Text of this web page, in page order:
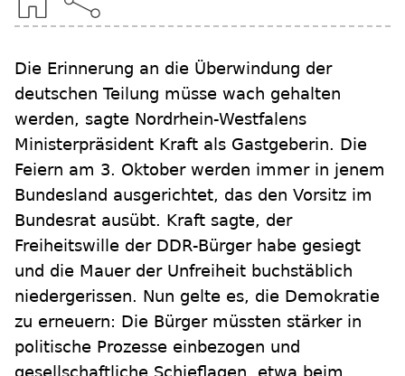
Die Erinnerung an die Überwindung der
deutschen Teilung müsse wach gehalten
werden, sagte Nordrhein-Westfalens
Ministerpräsident Kraft als Gastgeberin. Die
Feiern am 3. Oktober werden immer in jenem
Bundesland ausgerichtet, das den Vorsitz im
Bundesrat ausübt. Kraft sagte, der
Freiheitswille der DDR-Bürger habe gesiegt
und die Mauer der Unfreiheit buchstäblich
niedergerissen. Nun gelte es, die Demokratie
zu erneuern: Die Bürger müssten stärker in
politische Prozesse einbezogen und
gesellschaftliche Schieflagen, etwa beim